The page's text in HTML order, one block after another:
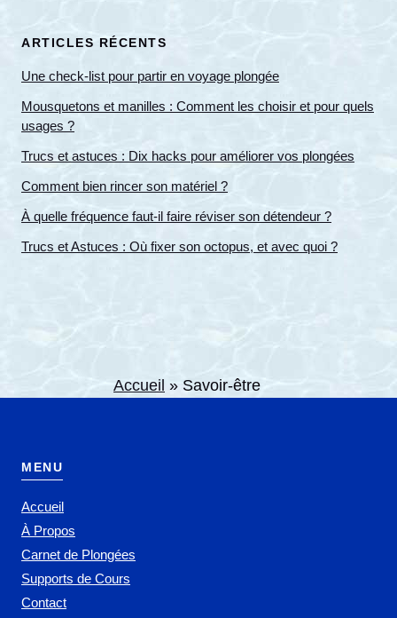
ARTICLES RÉCENTS
Une check-list pour partir en voyage plongée
Mousquetons et manilles : Comment les choisir et pour quels
usages ?
Trucs et astuces : Dix hacks pour améliorer vos plongées
Comment bien rincer son matériel ?
À quelle fréquence faut-il faire réviser son détendeur ?
Trucs et Astuces : Où fixer son octopus, et avec quoi ?
Accueil » Savoir-être
MENU
Accueil
À Propos
Carnet de Plongées
Supports de Cours
Contact